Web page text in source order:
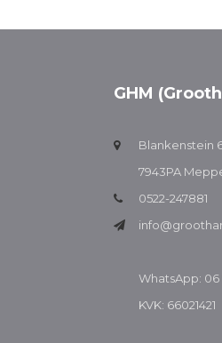
GHM
Blankenstein
7943PA
0522-247881
WhatsApp: 06
KVK: 66021421